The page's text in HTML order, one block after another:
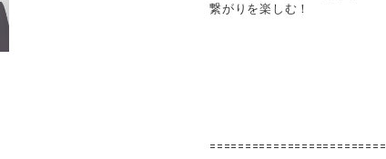
繋がりを楽しむ！